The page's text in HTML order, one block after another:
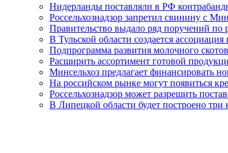
Нидерланды поставляли в РФ
Россельхознадзор запретил свинину с
Правительство выдало ряд поручений по
В Тульской области создается
Подпрограмма развития молочного
Расширить ассортимент готовой
Минсельхоз предлагает финансировать
На российском рынке могут появиться
Россельхознадзор может разрешить
В Липецкой области будет построено